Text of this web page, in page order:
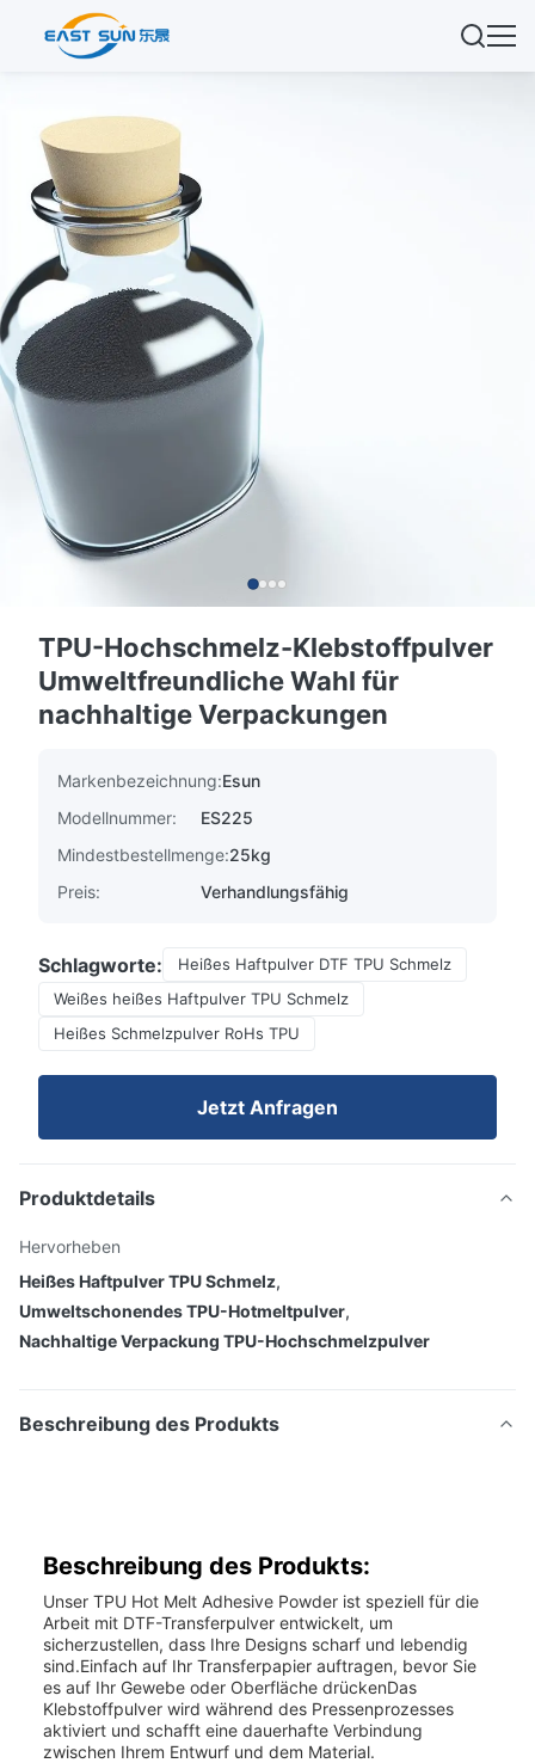
TPU-Hochschmelz-Klebstoffpulver
Umweltfreundliche Wahl für
nachhaltige Verpackungen
Markenbezeichnung:Esun
Modellnummer:
ES225
Mindestbestellmenge:25kg
Preis:
Verhandlungsfähig
Schlagworte:
Heißes Haftpulver DTF TPU Schmelz
Weißes heißes Haftpulver TPU Schmelz
Heißes Schmelzpulver RoHs TPU
Jetzt Anfragen
Produktdetails
Hervorheben
Heißes Haftpulver TPU Schmelz,
Umweltschonendes TPU-Hotmeltpulver,
Nachhaltige Verpackung TPU-Hochschmelzpulver
Beschreibung des Produkts
Beschreibung des Produkts:
Unser TPU Hot Melt Adhesive Powder ist speziell für die
Arbeit mit DTF-Transferpulver entwickelt, um
sicherzustellen, dass Ihre Designs scharf und lebendig
sind.Einfach auf Ihr Transferpapier auftragen, bevor Sie
es auf Ihr Gewebe oder Oberfläche drückenDas
Klebstoffpulver wird während des Pressenprozesses
aktiviert und schafft eine dauerhafte Verbindung
zwischen Ihrem Entwurf und dem Material.